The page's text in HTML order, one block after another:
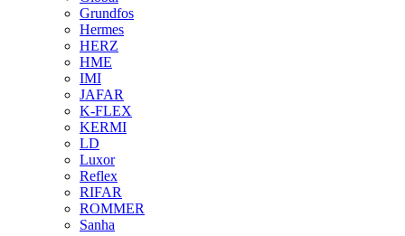
Grundfos
Hermes
HERZ
HME
IMI
JAFAR
K-FLEX
KERMI
LD
Luxor
Reflex
RIFAR
ROMMER
Sanha